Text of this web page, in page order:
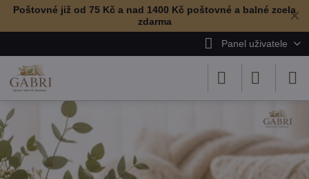
✕
Poštovné již od 75 Kč a nad 1400 Kč poštovné a balné zcela
zdarma
Panel uživatele